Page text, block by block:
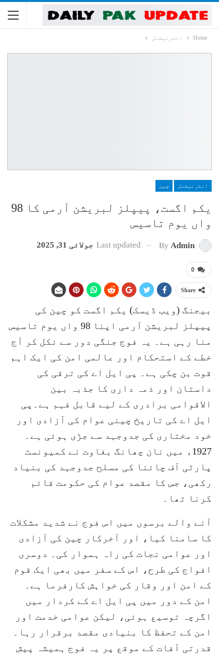
Home انٹرنیشنل
انٹرنیشنل چین
یکم اگست، پیپلز لبریشن آرمی کا 98
واں یوم تاسیس
By Admin
Last updated جولائی 31, 2025
0
Share
بیجنگ (ویب ڈیسک) یکم اگست کو چین کی
پیپلز لبریشن آرمی اپنا 98 واں یوم تاسیس
منا رہی ہے۔ یہ فوج جنگی دور سے نکل کر آج
خطے کے استحکام اور عالمی امن کی ایک اہم
قوت بن چکی ہے۔ پی ایل اے کی ترقی کی
داستان اور ذمہ داری کا جذبہ بین
الاقوامی برادری کے لیے قابل فہم ہے۔پی
ایل اے کی تاریخ چینی عوام کی آزادی اور
خود مختاری کی جدوجہد سے جڑی ہوئی ہے۔
1927ء میں نان چھانگ بغاوت نے کمیونسٹ
پارٹی آف چائنا کی مسلح جدوجہد کی بنیاد
رکھی، جس کا مقصد عوام کی حکومت قائم
کرنا تھا۔
آنے والے برسوں میں اس فوج نے شدید مشکلات
کا سامنا کیا، اور آخرکار چین کی آزادی
اور عوامی نجات کی راہ ہموار کی۔ دوسری
افواج کی طرح، اس کے سفر میں بھی ایک قوم
کے امن اور وقار کی خواہش کارفرما ہے۔
امن کے دور میں پی ایل اے کے کردار میں
اگرچہ توسیع ہوئی، لیکن عوامی خدمت اور
امن کے تحفظ کا بنیادی مقصد برقرار رہا۔
قدرتی آفات کے موقع پر یہ فوج ہمیشہ پیش